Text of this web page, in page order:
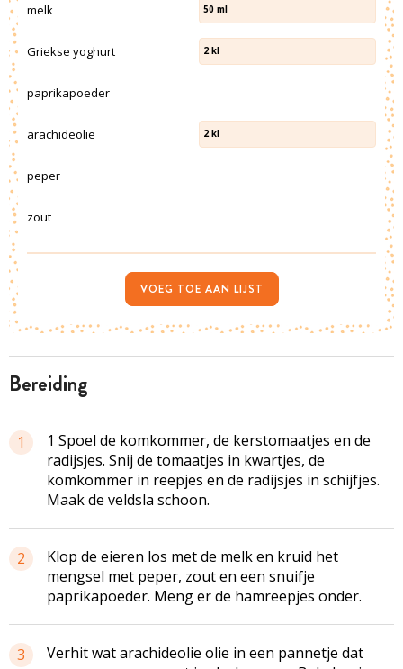
bereiding
1
1 Spoel de komkommer, de kerstomaatjes en de
radijsjes. Snij de tomaatjes in kwartjes, de
komkommer in reepjes en de radijsjes in schijfjes.
Maak de veldsla schoon.
2
Klop de eieren los met de melk en kruid het
mengsel met peper, zout en een snuifje
paprikapoeder. Meng er de hamreepjes onder.
3
Verhit wat arachideolie olie in een pannetje dat
melk 50 ml
Griekse yoghurt 2 kl
paprikapoeder
arachideolie 2 kl
peper
zout
VOEG TOE AAN LIJST